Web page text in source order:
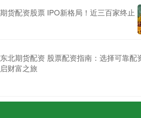
期货配资股票 IPO新格局！近三百家终止
东北期货配资 股票配资指南：选择可靠配
启财富之旅